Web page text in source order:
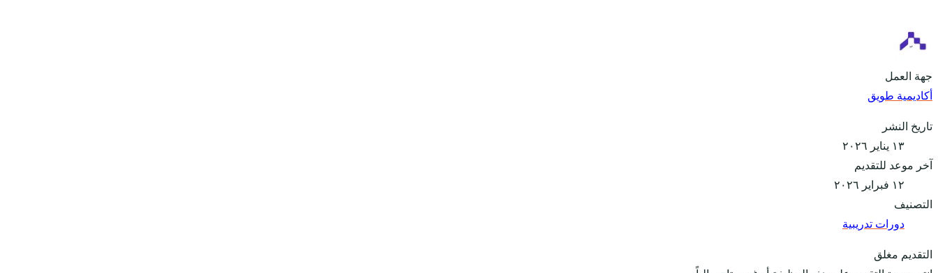
جهة العمل
أكاديمية طويق
تاريخ النشر
١٣ يناير ٢٠٢٦
آخر موعد للتقديم
١٢ فبراير ٢٠٢٦
التصنيف
دورات تدريبية
التقديم مغلق